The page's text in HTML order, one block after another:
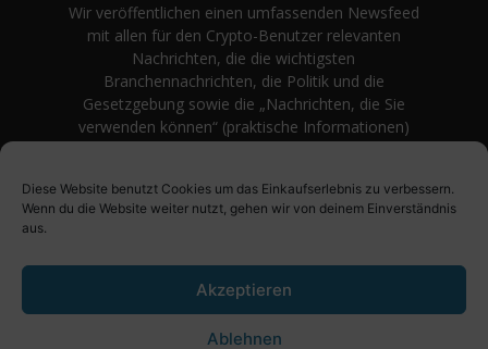
Diese Website benutzt Cookies um das Einkaufserlebnis zu verbessern.
Wenn du die Website weiter nutzt, gehen wir von deinem Einverständnis
aus.
Akzeptieren
Ablehnen
Wir veröffentlichen einen umfassenden Newsfeed
mit allen für den Crypto-Benutzer relevanten
Nachrichten, die die wichtigsten
Branchennachrichten, die Politik und die
Gesetzgebung sowie die „Nachrichten, die Sie
verwenden können“ (praktische Informationen)
Meinungen rund um Kryptowährung. Einfache
Logik und Beispiele aus der Praxis werden vor
bevorzugt.